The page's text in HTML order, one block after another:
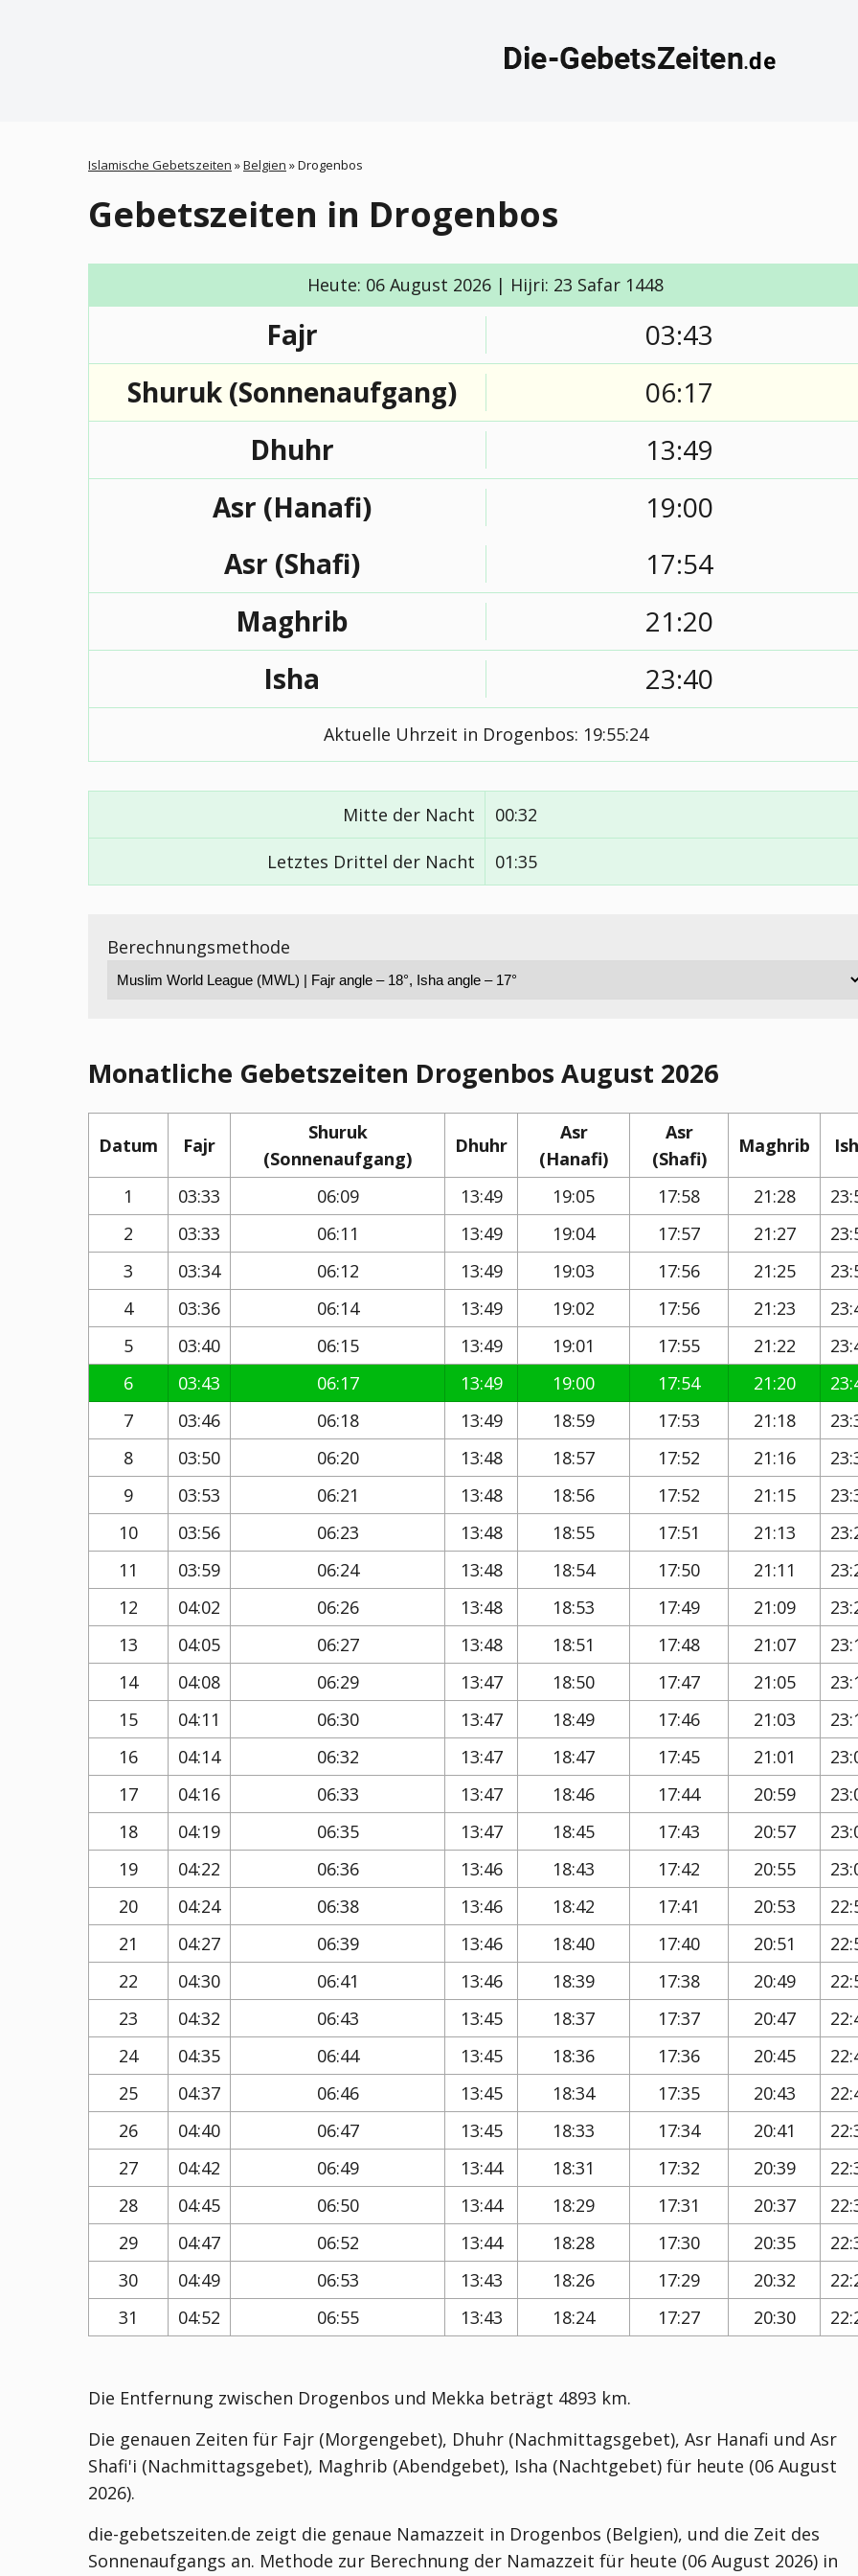
Islamische Gebetszeiten »Belgien »Drogenbos
Gebetszeiten in Drogenbos
Heute: 06 August 2026 | Hijri: 23 Safar 1448
Fajr
03:43
Shuruk (Sonnenaufgang)
06:17
Dhuhr
13:49
Asr (Hanafi)
19:00
Asr (Shafi)
17:54
Maghrib
21:20
Isha
23:40
Aktuelle Uhrzeit in Drogenbos: 19:55:25
Mitte der Nacht 00:32
Letztes Drittel der Nacht 01:35
Berechnungsmethode
Monatliche Gebetszeiten Drogenbos August 2026
Datum Fajr
Shuruk
(Sonnenaufgang)
Dhuhr
Asr
(Hanafi)
Asr
(Shafi)
Maghrib
1 03:33 06:09 13:49 19:05 17:58 21:28
2
03:33 06:11 13:49 19:04 17:57 21:27
3
03:34 06:12 13:49 19:03 17:56 21:25
4
03:36 06:14 13:49 19:02 17:56 21:23
5
03:40 06:15 13:49 19:01 17:55 21:22
6
03:43 06:17 13:49 19:00 17:54 21:20
7
03:46 06:18 13:49 18:59 17:53 21:18
8
03:50 06:20 13:48 18:57 17:52 21:16
9
03:53 06:21 13:48 18:56 17:52 21:15
10
03:56 06:23 13:48 18:55 17:51 21:13
11
03:59 06:24 13:48 18:54 17:50 21:11
12
04:02 06:26 13:48 18:53 17:49 21:09
13
04:05 06:27 13:48 18:51 17:48 21:07
14
04:08 06:29 13:47 18:50 17:47 21:05
15
04:11 06:30 13:47 18:49 17:46 21:03
16
04:14 06:32 13:47 18:47 17:45 21:01
17
04:16 06:33 13:47 18:46 17:44 20:59
18
04:19 06:35 13:47 18:45 17:43 20:57
19
04:22 06:36 13:46 18:43 17:42 20:55
20
04:24 06:38 13:46 18:42 17:41 20:53
21
04:27 06:39 13:46 18:40 17:40 20:51
22
04:30 06:41 13:46 18:39 17:38 20:49
23
04:32 06:43 13:45 18:37 17:37 20:47
24
04:35 06:44 13:45 18:36 17:36 20:45
25
04:37 06:46 13:45 18:34 17:35 20:43
26
04:40 06:47 13:45 18:33 17:34 20:41
27
04:42 06:49 13:44 18:31 17:32 20:39
28
04:45 06:50 13:44 18:29 17:31 20:37
29
04:47 06:52 13:44 18:28 17:30 20:35
30
04:49 06:53 13:43 18:26 17:29 20:32
31
04:52 06:55 13:43 18:24 17:27 20:30
Die Entfernung zwischen Drogenbos und Mekka beträgt 4893 km.
Die genauen Zeiten für Fajr (Morgengebet), Dhuhr (Nachmittagsgebet), Asr Hanafi und Asr
Shafi'i (Nachmittagsgebet), Maghrib (Abendgebet), Isha (Nachtgebet) für heute (06 August
2026).
die-gebetszeiten.de zeigt die genaue Namazzeit in Drogenbos (Belgien), und die Zeit des
Sonnenaufgangs an. Methode zur Berechnung der Namazzeit für heute (06 August 2026) in